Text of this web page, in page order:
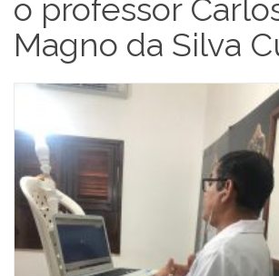
o professor
Magno da Silva